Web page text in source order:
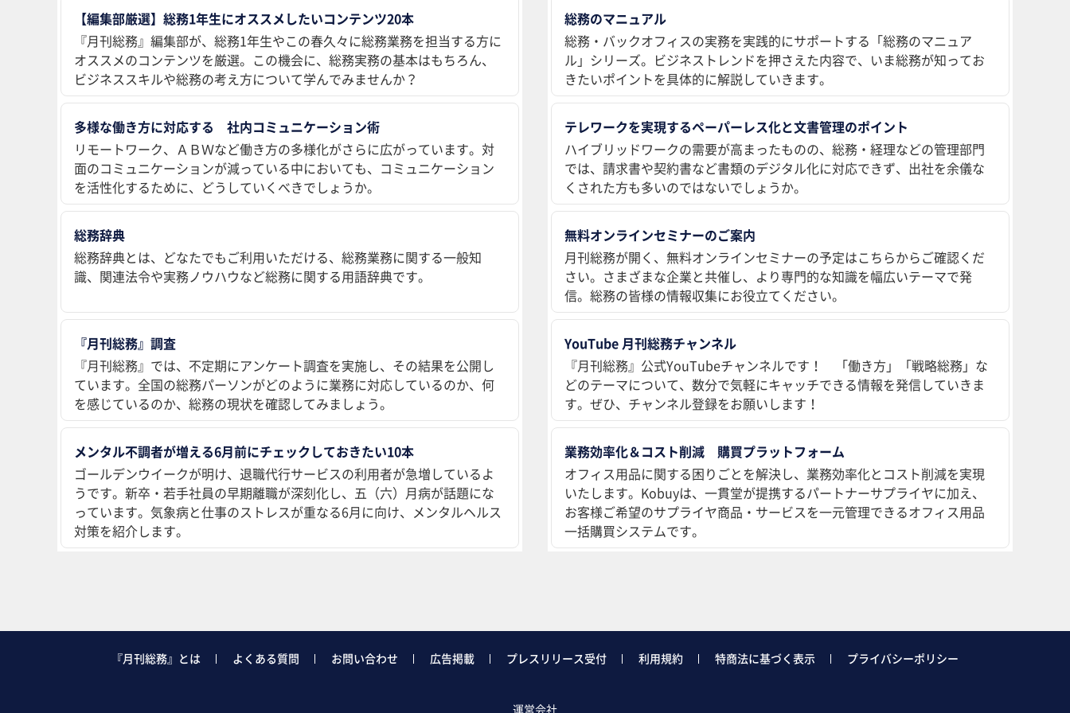
【編集部厳選】総務1年生にオススメしたいコンテンツ20本
『月刊総務』編集部が、総務1年生やこの春久々に総務業務を担当する方に
オススメのコンテンツを厳選。この機会に、総務実務の基本はもちろん、
ビジネススキルや総務の考え方について学んでみませんか？
総務のマニュアル
総務・バックオフィスの実務を実践的にサポートする「総務のマニュア
ル」シリーズ。ビジネストレンドを押さえた内容で、いま総務が知ってお
きたいポイントを具体的に解説していきます。
多様な働き方に対応する 社内コミュニケーション術
リモートワーク、ＡＢＷなど働き方の多様化がさらに広がっています。対
面のコミュニケーションが減っている中においても、コミュニケーション
を活性化するために、どうしていくべきでしょうか。
テレワークを実現するペーパーレス化と文書管理のポイント
ハイブリッドワークの需要が高まったものの、総務・経理などの管理部門
では、請求書や契約書など書類のデジタル化に対応できず、出社を余儀な
くされた方も多いのではないでしょうか。
総務辞典
総務辞典とは、どなたでもご利用いただける、総務業務に関する一般知
識、関連法令や実務ノウハウなど総務に関する用語辞典です。
無料オンラインセミナーのご案内
月刊総務が開く、無料オンラインセミナーの予定はこちらからご確認くだ
さい。さまざまな企業と共催し、より専門的な知識を幅広いテーマで発
信。総務の皆様の情報収集にお役立てください。
『月刊総務』調査
『月刊総務』では、不定期にアンケート調査を実施し、その結果を公開し
ています。全国の総務パーソンがどのように業務に対応しているのか、何
を感じているのか、総務の現状を確認してみましょう。
YouTube 月刊総務チャンネル
『月刊総務』公式YouTubeチャンネルです！ 「働き方」「戦略総務」な
どのテーマについて、数分で気軽にキャッチできる情報を発信していきま
す。ぜひ、チャンネル登録をお願いします！
メンタル不調者が増える6月前にチェックしておきたい10本
ゴールデンウイークが明け、退職代行サービスの利用者が急増しているよ
うです。新卒・若手社員の早期離職が深刻化し、五（六）月病が話題にな
っています。気象病と仕事のストレスが重なる6月に向け、メンタルヘルス
対策を紹介します。
業務効率化＆コスト削減 購買プラットフォーム
オフィス用品に関する困りごとを解決し、業務効率化とコスト削減を実現
いたします。Kobuyは、一貫堂が提携するパートナーサプライヤに加え、
お客様ご希望のサプライヤ商品・サービスを一元管理できるオフィス用品
一括購買システムです。
『月刊総務』とは よくある質問 お問い合わせ 広告掲載 プレスリリース受付 利用規約 特商法に基づく表示 プライバシーポリシー
運営会社